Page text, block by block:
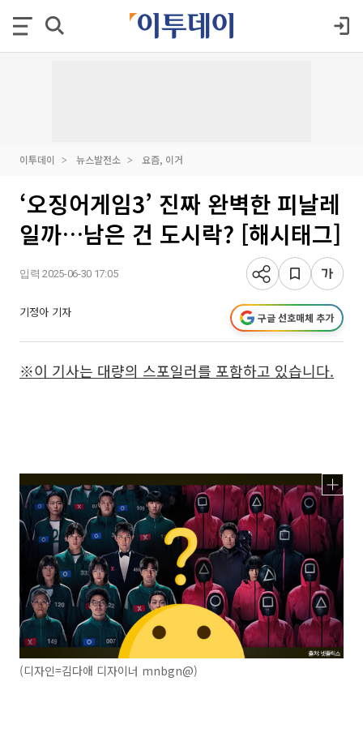
이투데이 뉴스발전소 요즘, 이거
‘오징어게임3’ 진짜 완벽한 피날레
일까…남은 건 도시락? [해시태그]
입력 2025-06-30 17:05
기정아 기자 구글 선호매체 추가
※이 기사는 대량의 스포일러를 포함하고 있습니다.
(디자인=김다애 디자이너 mnbgn@)